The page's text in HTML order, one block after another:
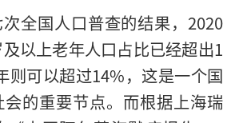
全国人口普查的结果，2020
以上老年人口占比已经超出1
则可以超过14%，这是一个国
的重要节点。而根据上海瑞